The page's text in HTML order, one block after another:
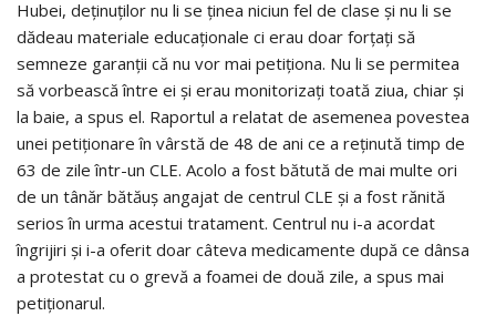
Hubei, deţinuţilor nu li se ţinea niciun fel de clase şi nu li se
dădeau materiale educaţionale ci erau doar forţaţi să
semneze garanţii că nu vor mai petiţiona. Nu li se permitea
să vorbească între ei şi erau monitorizaţi toată ziua, chiar şi
la baie, a spus el. Raportul a relatat de asemenea povestea
unei petiţionare în vârstă de 48 de ani ce a reţinută timp de
63 de zile într-un CLE. Acolo a fost bătută de mai multe ori
de un tânăr bătăuş angajat de centrul CLE şi a fost rănită
serios în urma acestui tratament. Centrul nu i-a acordat
îngrijiri şi i-a oferit doar câteva medicamente după ce dânsa
a protestat cu o grevă a foamei de două zile, a spus mai
petiţionarul.